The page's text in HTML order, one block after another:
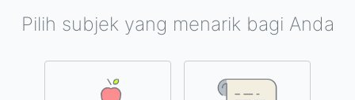
Pilih subjek yang menarik bagi Anda